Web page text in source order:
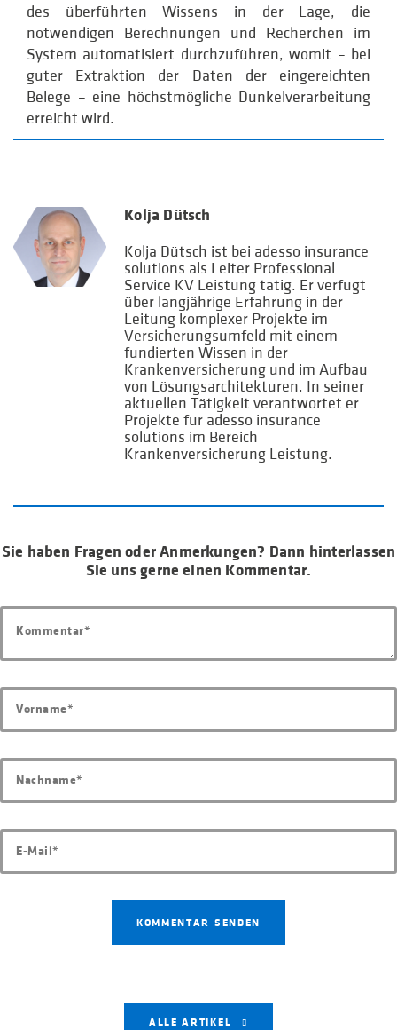
des überführten Wissens in der Lage, die
notwendigen Berechnungen und Recherchen im
System automatisiert durchzuführen, womit – bei
guter Extraktion der Daten der eingereichten
Belege – eine höchstmögliche Dunkelverarbeitung
erreicht wird.
Kolja Dütsch
Kolja Dütsch ist bei adesso insurance
solutions als Leiter Professional
Service KV Leistung tätig. Er verfügt
über langjährige Erfahrung in der
Leitung komplexer Projekte im
Versicherungsumfeld mit einem
fundierten Wissen in der
Krankenversicherung und im Aufbau
von Lösungsarchitekturen. In seiner
aktuellen Tätigkeit verantwortet er
Projekte für adesso insurance
solutions im Bereich
Krankenversicherung Leistung.
Sie haben Fragen oder Anmerkungen? Dann hinterlassen
Sie uns gerne einen Kommentar.
ALLE ARTIKEL